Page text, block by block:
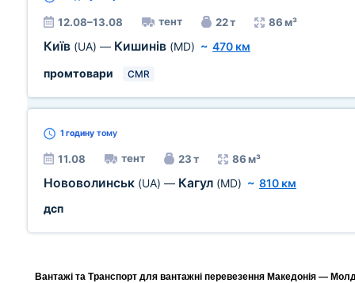
12.08–13.08 тент 22 т 86 м³
Київ (UA) — Кишинів (MD) ~ 470 км
промтовари
CMR
1 годину тому
11.08 тент 23 т 86 м³
Нововолинськ (UA) — Кагул (MD) ~ 810 км
дсп
Вантажі та Транспорт для вантажні перевезення Македонія —